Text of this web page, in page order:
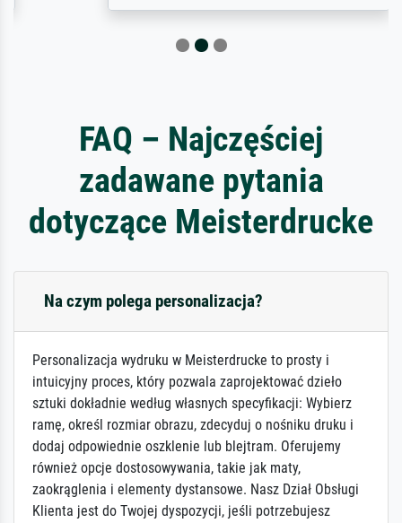
FAQ – Najczęściej
zadawane pytania
dotyczące Meisterdrucke
Na czym polega personalizacja?
Personalizacja wydruku w Meisterdrucke to prosty i
intuicyjny proces, który pozwala zaprojektować dzieło
sztuki dokładnie według własnych specyfikacji: Wybierz
ramę, określ rozmiar obrazu, zdecyduj o nośniku druku i
dodaj odpowiednie oszklenie lub blejtram. Oferujemy
również opcje dostosowywania, takie jak maty,
zaokrąglenia i elementy dystansowe. Nasz Dział Obsługi
Klienta jest do Twojej dyspozycji, jeśli potrzebujesz